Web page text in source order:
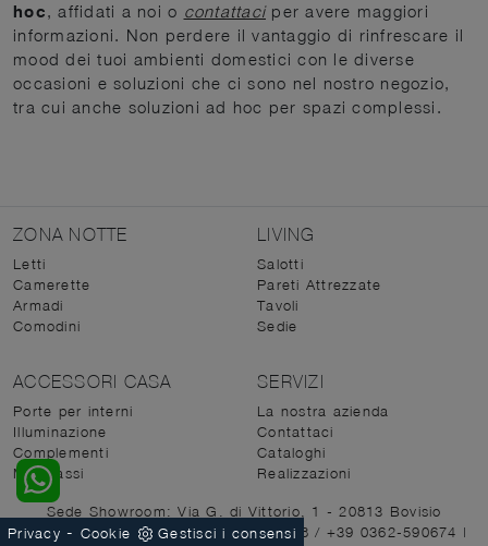
hoc, affidati a noi o contattaciper avere maggiori
informazioni. Non perdere il vantaggio di rinfrescare il
mood dei tuoi ambienti domestici con le diverse
occasioni e soluzioni che ci sono nel nostro negozio,
tra cui anche soluzioni ad hoc per spazi complessi.
ZONA NOTTE
Letti
Camerette
Armadi
Comodini
LIVING
Salotti
Pareti Attrezzate
Tavoli
Sedie
ACCESSORI CASA
Porte per interni
Illuminazione
Complementi
Materassi
SERVIZI
La nostra azienda
Contattaci
Cataloghi
Realizzazioni
Sede Showroom: Via G. di Vittorio, 1 - 20813 Bovisio
Masciago (MB) |Tel. +39 0362-590928/ +39 0362-590674 |
Privacy - Cookie Gestisci i consensi